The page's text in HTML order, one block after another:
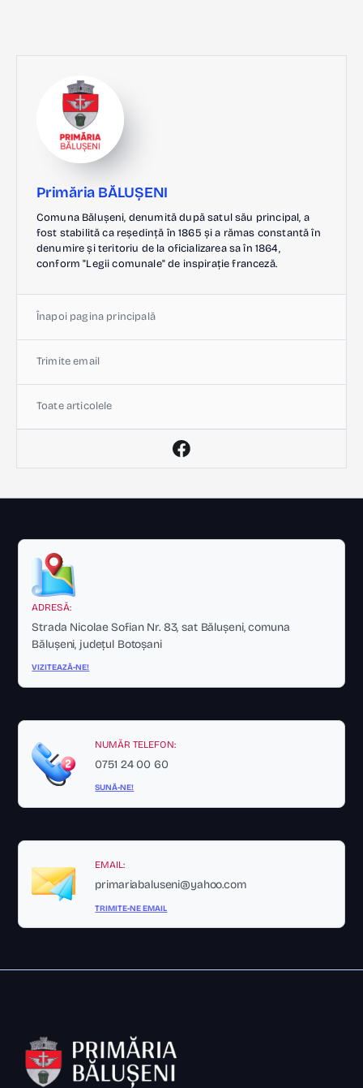
Primăria BĂLUȘENI
Comuna Bălușeni, denumită după satul său principal, a
fost stabilită ca reședință în 1865 și a rămas constantă în
denumire și teritoriu de la oficializarea sa în 1864,
conform "Legii comunale" de inspirație franceză.
Înapoi pagina principală
Trimite email
Toate articolele
ADRESĂ:
Strada Nicolae Sofian Nr. 83, sat Bălușeni, comuna
Bălușeni, județul Botoșani
VIZITEAZĂ-NE!
NUMĂR TELEFON:
0751 24 00 60
SUNĂ-NE!
EMAIL:
primariabaluseni@yahoo.com
TRIMITE-NE EMAIL